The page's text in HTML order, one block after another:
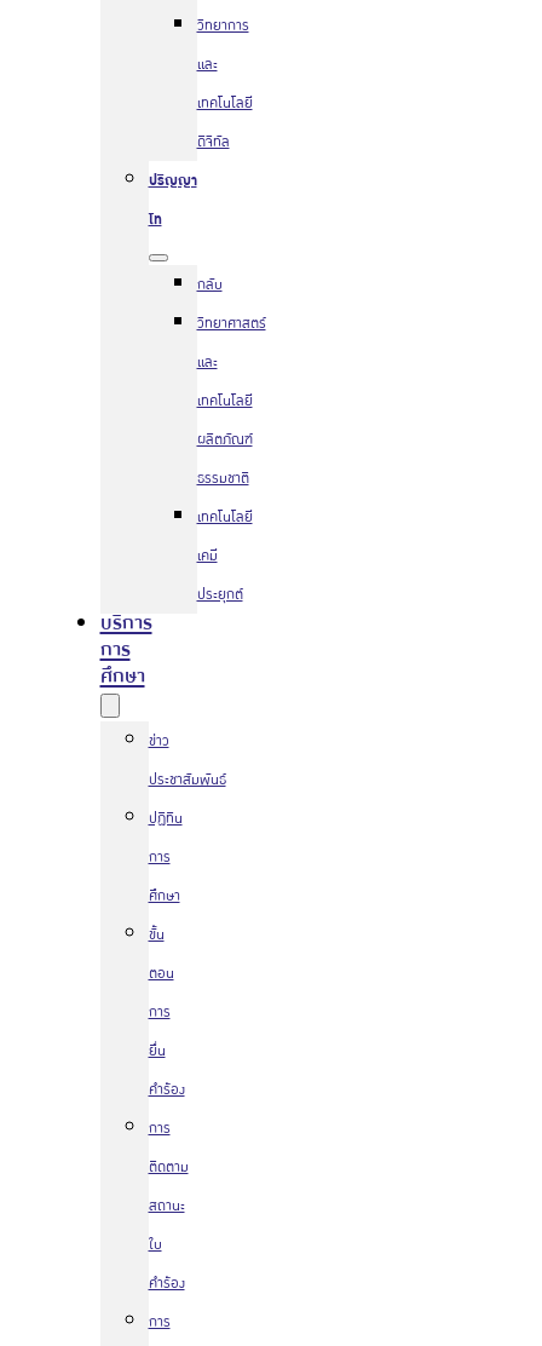
วิทยาการ
และ
เทคโนโลยี
ดิจิทัล
ปริญญา
โท
กลับ
วิทยาศาสตร์
และ
เทคโนโลยี
ผลิตภัณฑ์
ธรรมชาติ
เทคโนโลยี
เคมี
ประยุกต์
บริการ
การ
ศึกษา
ข่าว
ประชาสัมพันธ์
ปฏิทิน
การ
ศึกษา
ขั้น
ตอน
การ
ยื่น
คำร้อง
การ
ติดตาม
สถานะ
ใบ
คำร้อง
การ